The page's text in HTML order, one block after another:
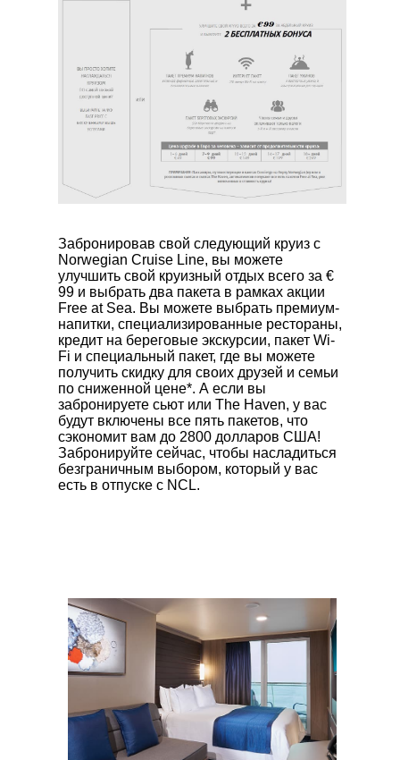
Забронировав свой следующий круиз с
Norwegian Cruise Line, вы можете
улучшить свой круизный отдых всего за €
99 и выбрать два пакета в рамках акции
Free at Sea. Вы можете выбрать премиум-
напитки, специализированные рестораны,
кредит на береговые экскурсии, пакет Wi-
Fi и специальный пакет, где вы можете
получить скидку для своих друзей и семьи
по сниженной цене*. А если вы
забронируете сьют или The Haven, у вас
будут включены все пять пакетов, что
сэкономит вам до 2800 долларов США!
Забронируйте сейчас, чтобы насладиться
безграничным выбором, который у вас
есть в отпуске с NCL.